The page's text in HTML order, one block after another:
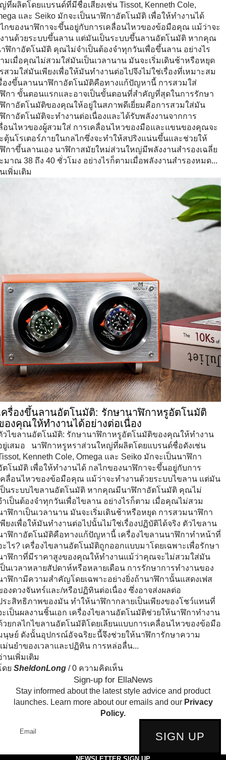
ที่ผลิตโดยแบรนด์ที่มีชื่อเสียงเช่น Tissot, Kenneth Cole,
และ Seiko มักจะเป็นนาฬิกาอัตโนมัติ เพื่อให้ทำงานได้
กของนาฬิกาจะขึ้นอยู่กับการเคลื่อนไหวของข้อมือคุณ แม้ว่าจะ
านด้วยระบบขึ้นลาน แต่มันเป็นระบบขึ้นลานอัตโนมัติ หากคุณ
ฬิกาอัตโนมัติ คุณไม่จำเป็นต้องจำทุกวันเพื่อขึ้นลาน อย่างไร
มเมื่อคุณไม่สวมใส่มันเป็นเวลานาน มันจะเริ่มเดินช้าหรือหยุด
สวมใส่มันเพียงเพื่อให้มันทำงานต่อไปจึงไม่ใช่เรื่องที่เหมาะสม
องขึ้นลานนาฬิกาอัตโนมัติคือทางแก้ปัญหานี้ การสวมใส่
กา ขั้นตอนแรกและอาจเป็นขั้นตอนที่สำคัญที่สุดในการรักษา
กาอัตโนมัติของคุณให้อยู่ในสภาพดีเยี่ยมคือการสวมใส่มัน
กาอัตโนมัติจะทำงานต่อเนื่องและได้รับพลังงานจากการ
อนไหวของผู้สวมใส่ การเคลื่อนไหวของมือและแขนของคุณจะ
ตุ้นโรเตอร์ภายในกลไกซึ่งจะทำให้สปริงแน่นขึ้นและช่วยให้
กาขึ้นลานเอง นาฬิกาสมัยใหม่ส่วนใหญ่มีพลังงานสำรองเฉลี่ย
มาณ 38 ถึง 40 ชั่วโมง อย่างไรก็ตามเมื่อพลังงานสำรองหมด...
เพิ่มเติม
ครื่องขึ้นลานอัตโนมัติ: รักษานาฬิกาหรูอัตโนมัติ
องคุณให้ทำงานได้อย่างต่อเนื่อง
วไขลานอัตโนมัติ: รักษานาฬิกาหรูอัตโนมัติของคุณให้ทำงาน
ยู่เสมอ นาฬิกาหรูหราส่วนใหญ่ที่ผลิตโดยแบรนด์ชื่อดังเช่น
Kenneth Cole, Omega และ Seiko มักจะเป็นนาฬิกา
ตโนมัติ เพื่อให้ทำงานได้ กลไกของนาฬิกาจะขึ้นอยู่กับการ
คลื่อนไหวของข้อมือคุณ แม้ว่าจะทำงานด้วยระบบไขลาน แต่มัน
ป็นระบบไขลานอัตโนมัติ หากคุณมีนาฬิกาอัตโนมัติ คุณไม่
ำเป็นต้องจำทุกวันเพื่อไขลาน อย่างไรก็ตาม เมื่อคุณไม่สวม
าฬิกาเป็นเวลานาน มันจะเริ่มเดินช้าหรือหยุด การสวมนาฬิกา
พียงเพื่อให้มันทำงานต่อไปนั้นไม่ใช่เรื่องปฏิบัติได้จริง ตัวไขลาน
าฬิกาอัตโนมัติคือทางแก้ปัญหานี้ เครื่องไขลานนาฬิกาทำหน้าที่
ะไร? เครื่องไขลานอัตโนมัติถูกออกแบบมาโดยเฉพาะเพื่อรักษา
าฬิกาที่มีราคาสูงของคุณให้ทำงานแม้ว่าคุณจะไม่สวมใส่มัน
ป็นเวลาหลายสัปดาห์หรือหลายเดือน การรักษาการทำงานของ
าฬิกามีความสำคัญโดยเฉพาะอย่างยิ่งถ้านาฬิกานั้นแสดงเฟส
องดวงจันทร์และ/หรือปฏิทินต่อเนื่อง ซึ่งอาจส่งผลต่อ
ระสิทธิภาพของมัน ทำให้นาฬิกากลายเป็นเพียงของโชว์แทนที่
ะเป็นผลงานชิ้นเอก เครื่องไขลานอัตโนมัติช่วยให้นาฬิกาทำงาน
วยกลไกไขลานอัตโนมัติโดยเลียนแบบการเคลื่อนไหวของข้อมือ
นุษย์ ดังนั้นอุปกรณ์อัจฉริยะนี้จึงช่วยให้นาฬิการักษาความ
ม่นยำของเวลาและปฏิทิน การหล่อลื่น...
านเพิ่มเติม
ดย SheldonLong / 0 ความคิดเห็น
Sign-up for EllaNews
Stay informed about the latest style advice and product
launches. Learn more about our emails and our Privacy
Policy.
SIGN UP